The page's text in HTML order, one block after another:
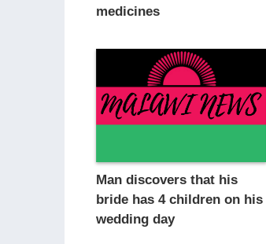
medicines
Man discovers that his
bride has 4 children on his
wedding day